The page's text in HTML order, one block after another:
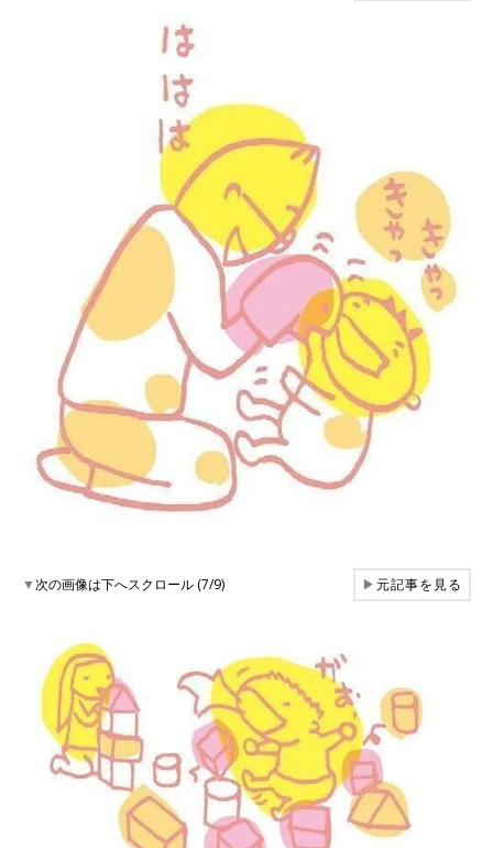
▼次の画像は下へスクロール (7/9) ▶元記事を見る